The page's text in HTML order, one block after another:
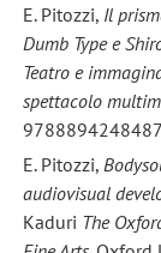
E. Pitozzi, Il
Dumb Type e
Teatro e
spettacolo
9788894248487
E. Pitozzi,
audiovisual
Kaduri The